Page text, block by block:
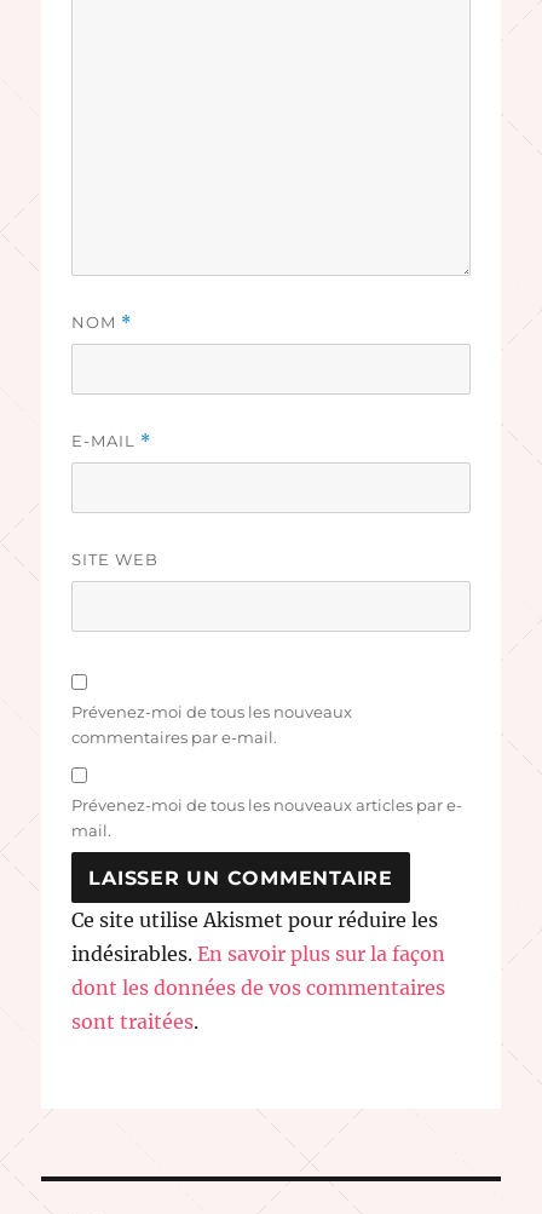
NOM *
E-MAIL *
SITE WEB
Prévenez-moi de tous les nouveaux
commentaires par e-mail.
Prévenez-moi de tous les nouveaux articles par e-
mail.
Ce site utilise Akismet pour réduire les
indésirables.En savoir plus sur la façon
dont les données de vos commentaires
sont traitées.
Navigation